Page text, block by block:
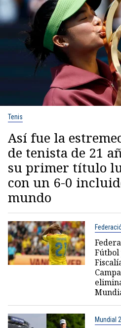
Tenis
Así fue la
de tenista de 21
su primer título
con un 6-0
mundo
Mundial